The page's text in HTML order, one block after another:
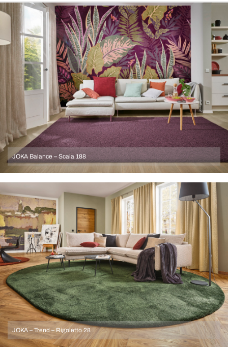
JOKA Balance – Scala 188
JOKA – Trend – Rigoletto 28